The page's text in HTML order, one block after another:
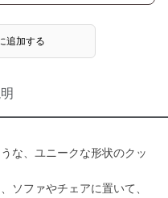
追加する
な、ユニークな形状のクッ
ソファやチェアに置いて、